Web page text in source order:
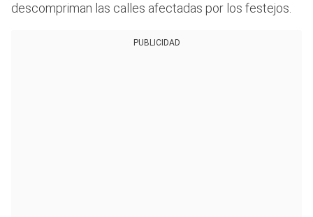
descompriman las calles afectadas por los festejos.
PUBLICIDAD